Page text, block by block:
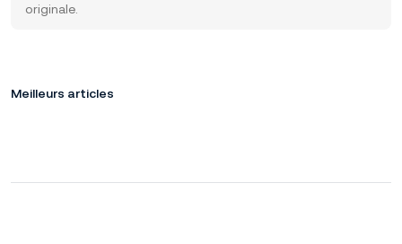
originale.
Meilleurs articles